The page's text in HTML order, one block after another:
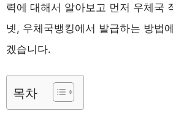
력에 대해서 알아보고 먼저 우체국
넷, 우체국뱅킹에서 발급하는 방법
겠습니다.
목차